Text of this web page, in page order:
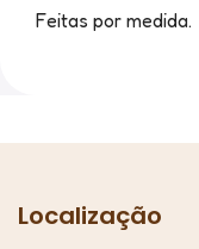
Feitas por medida.
Localização